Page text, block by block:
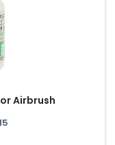
Airbrush